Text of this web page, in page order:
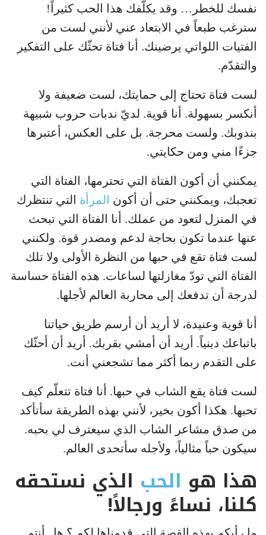
نفسك للخطر… وقد يكلّفك هذا الحب كثيراً!
سترغب طبعاً في الابتعاد عني لأنني لست من
الفتيات اللواتي يرضينك. أنا فتاة تحثّك على التفكير
والتقدّم.
لست فتاة تحتاج إلى حمايتك، لست ضعيفة ولا
أنكسر بسهولة. أنا قوية. لديّ ندبات حروب شبيهة
بندوبك. ولست محرجة. بل على العكس، أعتبرها
جزءًا مني ومن حكايتي.
يمكنني أن أكون الفتاة التي تحترمها، الفتاة التي
تعجبك، ويمكنني حتى أن أكون المرأة التي تنتظرك
في المنزل لتعود من عملك. أنا الفتاة التي تبحث
عنها عندما تكون بحاجة لدعم ومصدر قوة. ولكنني
لست فتاة تقع في حبها من النظرة الأولى ولا تلك
الفتاة التي تودّ مغازلتها لساعات. هذه الفتاة حساسة
لدرجة أن تدفعك إلى محاربة العالم لأجلها.
أنا قوية وعنيدة، لا أريد أن أرسم طريق حياتنا
باتباعك دينياً. أريد أن أمشي بقربك. أريد أن أحثّك
على التقدم ربما أكثر مما تشجعني أنت.
لست فتاة يقع الشاب في حبها. أنا فتاة تتعلّم كيف
تحبها. هكذا أكون بخير، لأنني بهذه الطريقة سأتأكد
من صدق مشاعر الشاب الذي سيعترف لي بحبه.
سيكون حباً مثالياً، ولأجله سأتحدى العالم.
هذا هو الحب الذي نستحقه
كلنا، نساءً ورجالاً!